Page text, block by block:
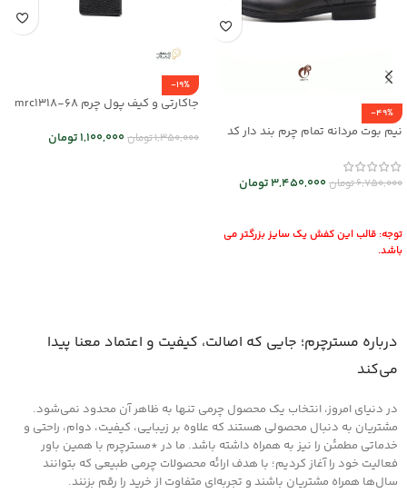
-49%
نیم بوت مردانه تمام چرم بند دار کد
6,750,000تومان3,450,000تومان
توجه: قالب این کفش یک سایز بزرگتر می
باشد.
-19%
جاکارتی و کیف پول چرم mrc1318-68
1,350,000تومان1,100,000تومان
درباره مسترچرم؛ جایی که اصالت، کیفیت و اعتماد معنا پیدا
می‌کند
در دنیای امروز، انتخاب یک محصول چرمی تنها به ظاهر آن محدود نمی‌شود.
مشتریان به دنبال محصولی هستند که علاوه بر زیبایی، کیفیت، دوام، راحتی و
خدماتی مطمئن را نیز به همراه داشته باشد. ما در *مسترچرم با همین باور
فعالیت خود را آغاز کردیم؛ با هدف ارائه محصولات چرمی طبیعی که بتوانند
سال‌ها همراه مشتریان باشند و تجربه‌ای متفاوت از خرید را رقم بزنند.